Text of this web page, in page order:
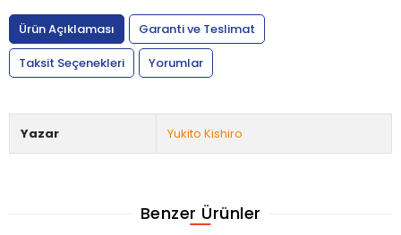
Ürün Açıklaması
Garanti ve Teslimat
Taksit Seçenekleri
Yorumlar
Yazar Yukito Kishiro
Benzer Ürünler